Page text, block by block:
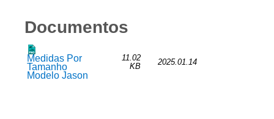
Documentos
Medidas Por
Tamanho
Modelo Jason
11.02
KB
2025.01.14